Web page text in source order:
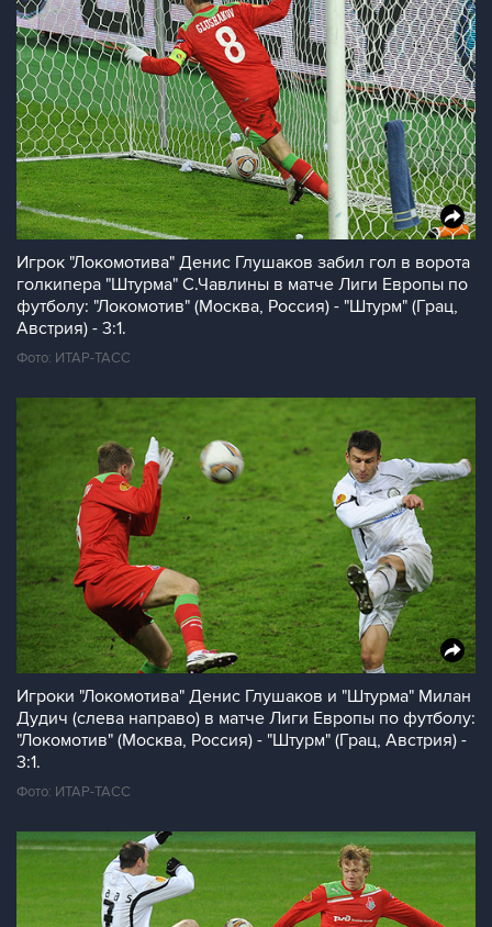
Игрок "Локомотива" Денис Глушаков забил гол в ворота
голкипера "Штурма" С.Чавлины в матче Лиги Европы по
футболу: "Локомотив" (Москва, Россия) - "Штурм" (Грац,
Австрия) - 3:1.
Фото: ИТАР-ТАСС
Игроки "Локомотива" Денис Глушаков и "Штурма" Милан
Дудич (слева направо) в матче Лиги Европы по футболу:
"Локомотив" (Москва, Россия) - "Штурм" (Грац, Австрия) -
3:1.
Фото: ИТАР-ТАСС